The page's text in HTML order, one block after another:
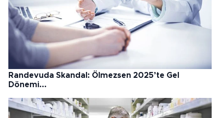
Randevuda Skandal: Ölmezsen 2025’te Gel
Dönemi...